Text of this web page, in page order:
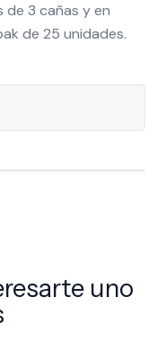
3 cañas y en
de 25 unidades.
uno